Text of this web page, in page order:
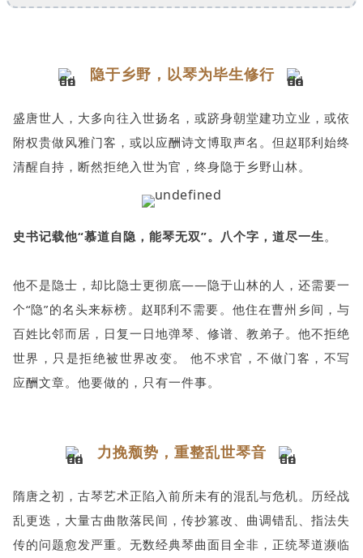
隐于乡野，以琴为毕生修行
盛唐世人，大多向往入世扬名，或跻身朝堂建功立业，或依
附权贵做风雅门客，或以应酬诗文博取声名。但赵耶利始终
清醒自持，断然拒绝入世为官，终身隐于乡野山林。
史书记载他“慕道自隐，能琴无双”。八个字，道尽一生 。
他不是隐士，却比隐士更彻底——隐于山林的人，还需要一
个“隐”的名头来标榜。赵耶利不需要。他住在曹州乡间，与
百姓比邻而居，日复一日地弹琴、修谱、教弟子。他不拒绝
世界，只是拒绝被世界改变。 他不求官，不做门客，不写
应酬文章。他要做的，只有一件事。
力挽颓势，重整乱世琴音
隋唐之初，古琴艺术正陷入前所未有的混乱与危机。历经战
乱更迭，大量古曲散落民间，传抄篡改、曲调错乱、指法失
传的问题愈发严重。无数经典琴曲面目全非，正统琴道濒临